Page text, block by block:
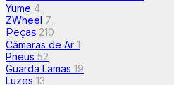
Yume 4
ZWheel 7
Peças 210
Câmaras de Ar 1
Pneus 52
Guarda Lamas 19
Luzes 13